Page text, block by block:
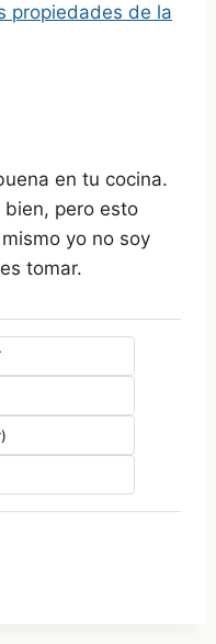
propiedades de la
en tu cocina.
pero esto
yo no soy
tomar.